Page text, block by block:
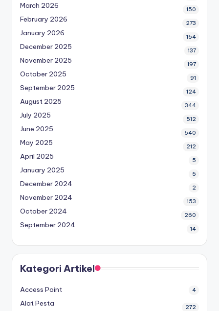
March 2026 150
February 2026 273
January 2026 154
December 2025 137
November 2025 197
October 2025 91
September 2025 124
August 2025 344
July 2025 512
June 2025 540
May 2025 212
April 2025 5
January 2025 5
December 2024 2
November 2024 153
October 2024 260
September 2024 14
Kategori Artikel
Access Point 4
Alat Pesta 272